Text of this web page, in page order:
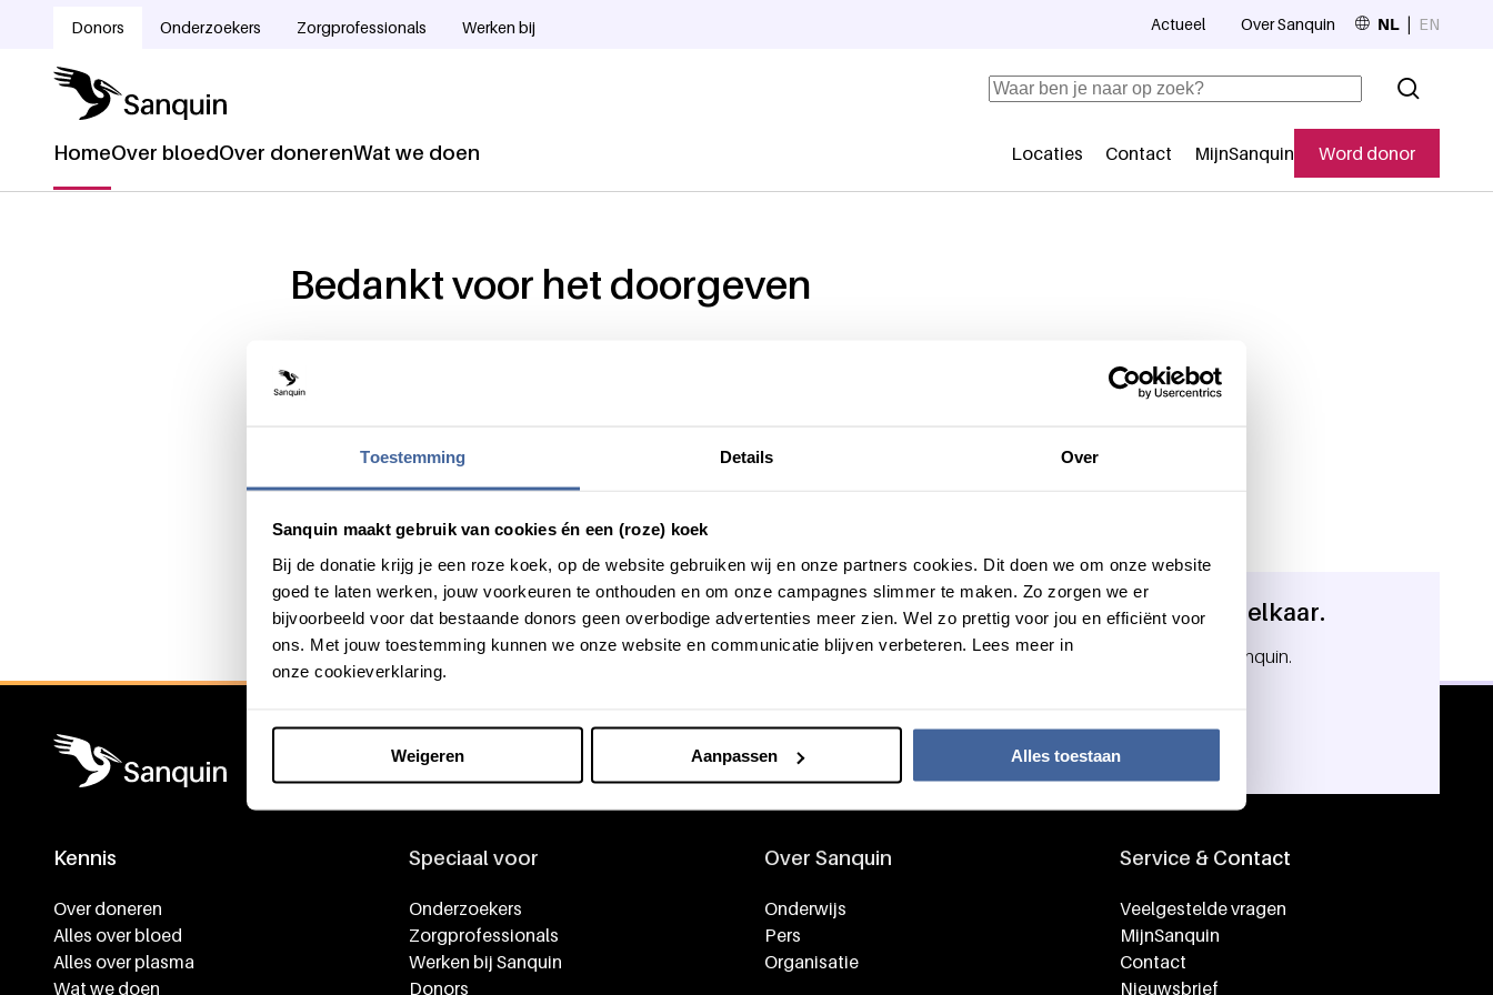
Toestemming Details Over
Sanquin maakt gebruik van cookies én een (roze) koek
Bij de donatie krijg je een roze koek, op de website gebruiken wij en onze partners cookies. Dit doen we om onze website
goed te laten werken, jouw voorkeuren te onthouden en om onze campagnes slimmer te maken. Zo zorgen we er
bijvoorbeeld voor dat bestaande donors geen overbodige advertenties meer zien. Wel zo prettig voor jou en efficiënt voor
ons. Met jouw toestemming kunnen we onze website en communicatie blijven verbeteren. Lees meer in
onze cookieverklaring.
Weigeren Aanpassen Alles toestaan
Donors Onderzoekers Zorgprofessionals Werken bij
Hoofdnavigatie
HomeOver bloedOver donerenWat we doen
Secundaire navigatie
Locaties Contact MijnSanquin Word donor
Actueel Over Sanquin NL EN
Zoeken
Home
Bedankt voor het doorgeven
Wat leuk dat je Sanquin nog steeds wilt volgen via onze nieuwsbrief. We blijven je regelmatig op de hoogte houden met
interessante nieuwtjes en leuke feitjes.
Ga naar de homepage
Algemene informatie Het zit in ons bloed. Geef om elkaar.
Het zit ook in jou. Meld je aan als donor bij Sanquin.
Kennis
Over doneren
Alles over bloed
Alles over plasma
Wat we doen
Speciaal voor
Onderzoekers
Zorgprofessionals
Werken bij Sanquin
Donors
Over Sanquin
Onderwijs
Pers
Organisatie
Service & Contact
Veelgestelde vragen
MijnSanquin
Contact
Nieuwsbrief